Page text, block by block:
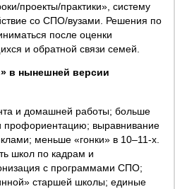
проекты/практики», систему
со СПО/вузами. Решения по
после оценки
и обратной связи семей.
в нынешней версии
и домашней работы; больше
профориентацию; выравнивание
меньше «гонки» в 10–11-х.
школ по кадрам и
с программами СПО;
старшей школы; единые